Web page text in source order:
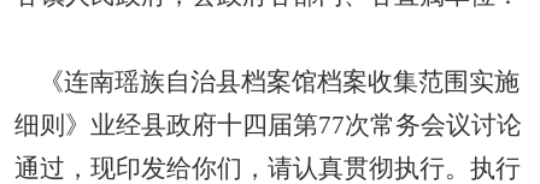
《连南瑶族自治县档案馆档案收集范围实施
细则》业经县政府十四届第77次常务会议讨论
通过，现印发给你们，请认真贯彻执行。执行